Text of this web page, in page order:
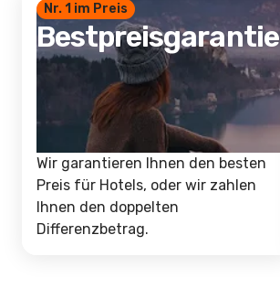
Nr. 1 im Preis
Bestpreisgarantie
Wir garantieren Ihnen den besten
Preis für Hotels, oder wir zahlen
Ihnen den doppelten
Differenzbetrag.